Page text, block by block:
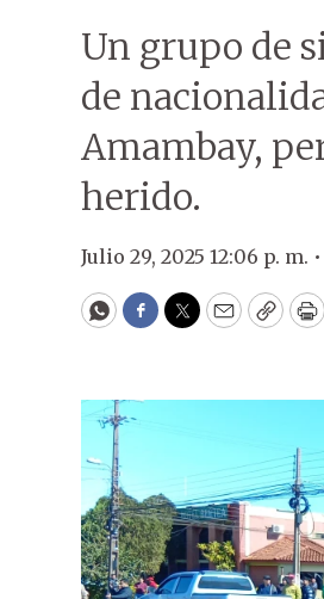
Un grupo de
de
Amambay,
herido.
Julio 29, 2025 12:06 p. m. •
WhatsApp
Facebook
Twitter
EmailCopy